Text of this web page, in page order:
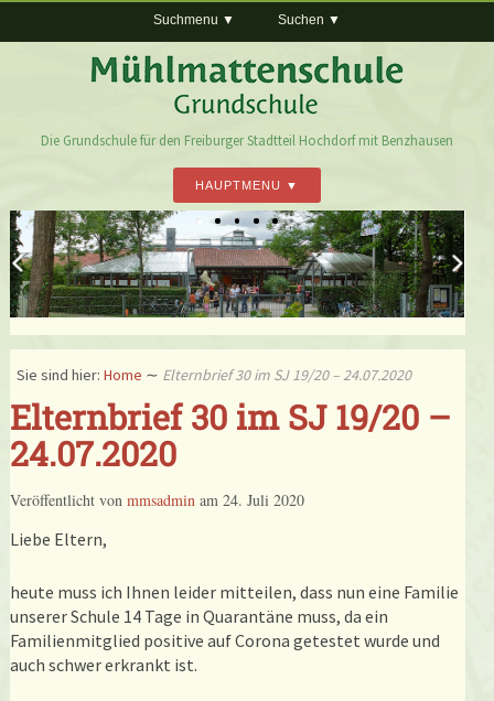
Suchmenu Suchen
Die Grundschule für den Freiburger Stadtteil Hochdorf mit Benzhausen
HAUPTMENU
Sie sind hier: Home ∼ Elternbrief 30 im SJ 19/20 – 24.07.2020
Elternbrief 30 im SJ 19/20 –
24.07.2020
Veröffentlicht von mmsadminam 24. Juli 2020
Liebe Eltern,
heute muss ich Ihnen leider mitteilen, dass nun eine Familie
unserer Schule 14 Tage in Quarantäne muss, da ein
Familienmitglied positive auf Corona getestet wurde und
auch schwer erkrankt ist.